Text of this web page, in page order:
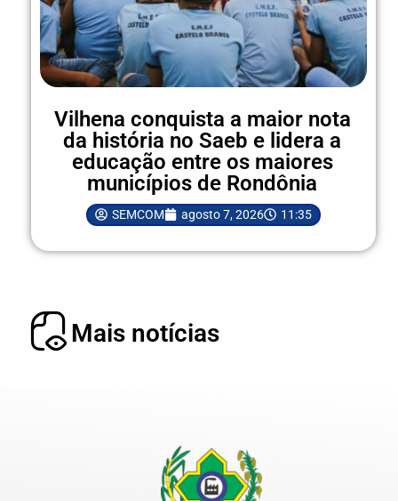
Vilhena conquista a maior nota
da história no Saeb e lidera a
educação entre os maiores
municípios de Rondônia
SEMCOM agosto 7, 2026 11:35
Mais notícias